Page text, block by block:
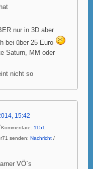
nur in 3D aber
bei über 25 Euro
Saturn, MM oder
nicht so
15:42
Kommentare: 1151
senden: Nachricht /
VÖ`s